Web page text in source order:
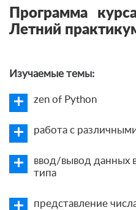
Программа
Летний
Изучаемые темы:
zen of Python
работа с
ввод/вывод данных
типа
представление